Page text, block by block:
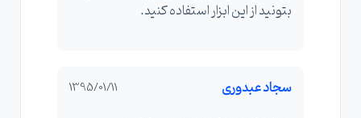
بتونید از این ابزار استفاده کنید.
سجاد عبدوری 1395/01/11